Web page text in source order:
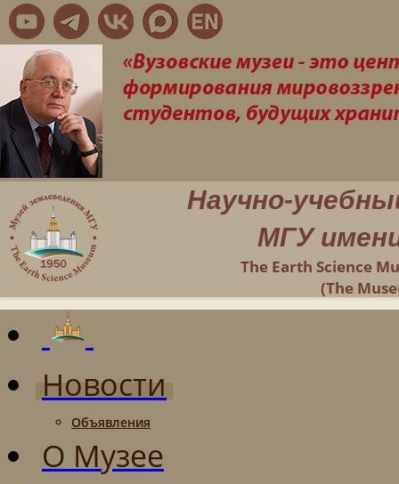
Научно-
МГУ
The Earth Science
(The
Новости
Объявления
О Музее